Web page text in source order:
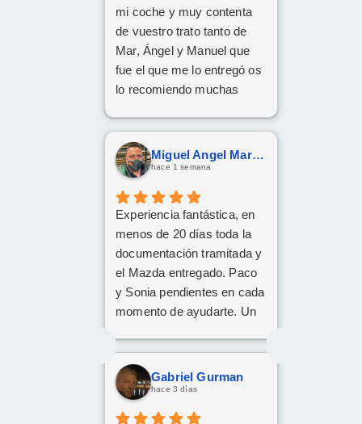
mi coche y muy contenta
de vuestro trato tanto de
Mar, Ángel y Manuel que
fue el que me lo entregó os
lo recomiendo muchas
Miguel Angel Martín González
hace 1 semana
Experiencia fantástica, en
menos de 20 días toda la
documentación tramitada y
el Mazda entregado. Paco
y Sonia pendientes en cada
momento de ayudarte. Un
Gabriel Gurman
hace 3 días